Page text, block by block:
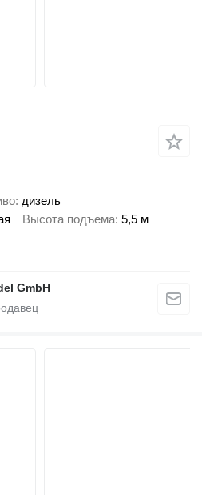
дизель
Высота подъема 5,5 м
GmbH